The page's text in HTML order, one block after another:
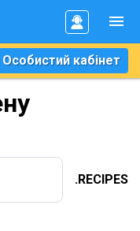
Особистий кабінет
.RECIPES